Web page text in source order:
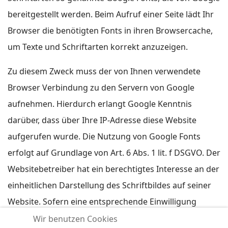
bereitgestellt werden. Beim Aufruf einer Seite lädt Ihr
Browser die benötigten Fonts in ihren Browsercache,
um Texte und Schriftarten korrekt anzuzeigen.
Zu diesem Zweck muss der von Ihnen verwendete
Browser Verbindung zu den Servern von Google
aufnehmen. Hierdurch erlangt Google Kenntnis
darüber, dass über Ihre IP-Adresse diese Website
aufgerufen wurde. Die Nutzung von Google Fonts
erfolgt auf Grundlage von Art. 6 Abs. 1 lit. f DSGVO. Der
Websitebetreiber hat ein berechtigtes Interesse an der
einheitlichen Darstellung des Schriftbildes auf seiner
Website. Sofern eine entsprechende Einwilligung
abgefragt wurde, erfolgt die Verarbeitung
Wir benutzen Cookies